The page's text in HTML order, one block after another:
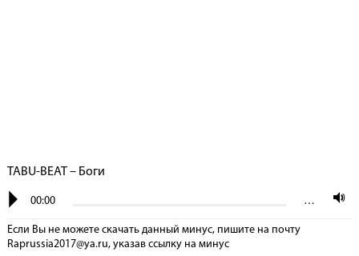
TABU-BEAT – Боги
00:00 …
Если Вы не можете скачать данный минус, пишите на почту
Raprussia2017@ya.ru, указав сcылку на минус